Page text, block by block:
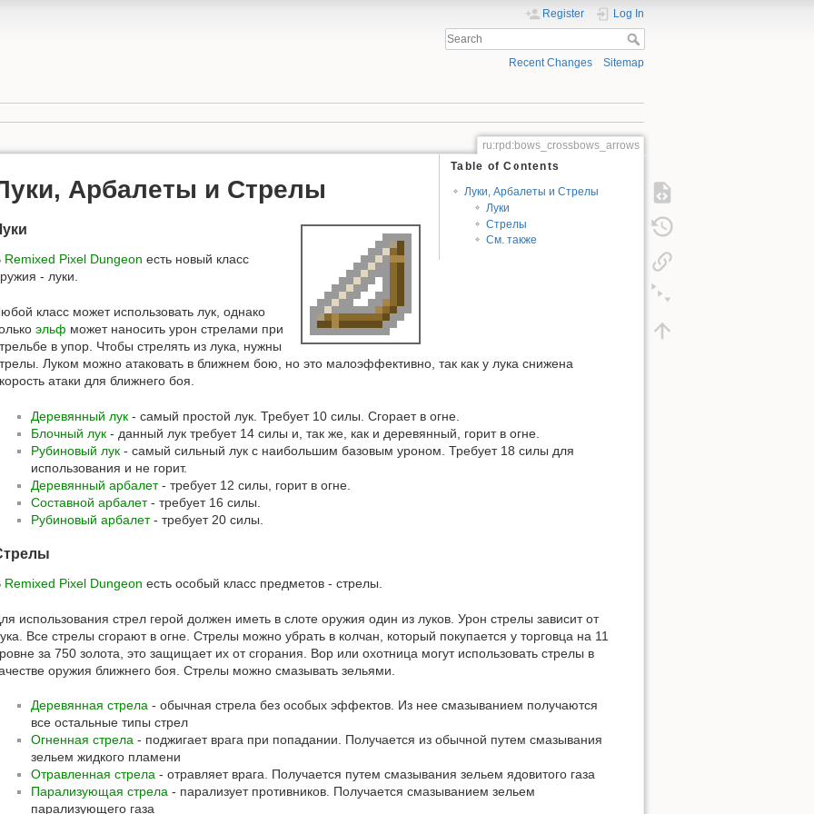
Register Log In
Recent Changes Sitemap
ru:rpd:bows_crossbows_arrows
Table of Contents
Луки, Арбалеты и Стрелы
Луки
Стрелы
См. также
Арбалеты и Стрелы
Remixed Pixel Dungeon есть новый класс
- луки.
класс может использовать лук, однако
эльф может наносить урон стрелами при
в упор. Чтобы стрелять из лука, нужны
Луком можно атаковать в ближнем бою, но это малоэффективно, так как у лука снижена
атаки для ближнего боя.
Деревянный лук - самый простой лук. Требует 10 силы. Сгорает в огне.
Блочный лук - данный лук требует 14 силы и, так же, как и деревянный, горит в огне.
Рубиновый лук - самый сильный лук с наибольшим базовым уроном. Требует 18 силы для
использования и не горит.
Деревянный арбалет- требует 12 силы, горит в огне.
Составной арбалет- требует 16 силы.
Рубиновый арбалет- требует 20 силы.
Remixed Pixel Dungeon есть особый класс предметов - стрелы.
использования стрел герой должен иметь в слоте оружия один из луков. Урон стрелы зависит от
Все стрелы сгорают в огне. Стрелы можно убрать в колчан, который покупается у торговца на 11
за 750 золота, это защищает их от сгорания. Вор или охотница могут использовать стрелы в
оружия ближнего боя. Стрелы можно смазывать зельями.
Деревянная стрела - обычная стрела без особых эффектов. Из нее смазыванием получаются
все остальные типы стрел
Огненная стрела - поджигает врага при попадании. Получается из обычной путем смазывания
зельем жидкого пламени
Отравленная стрела - отравляет врага. Получается путем смазывания зельем ядовитого газа
Парализующая стрела - парализует противников. Получается смазыванием зельем
парализующего газа